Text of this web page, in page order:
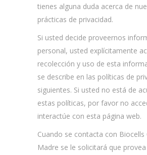
tienes alguna duda acerca de
prácticas de privacidad.
Si usted decide proveernos
personal, usted explícitamente
recolección y uso de esta
se describe en las políticas de
siguientes. Si usted no está de
estas políticas, por favor no
interactúe con esta página web.
Cuando se contacta con Biocells
Madre se le solicitará que